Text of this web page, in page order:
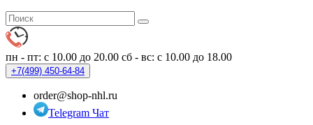
пн - пт: с 10.00 до 20.00 сб - вс: с 10.00 до 18.00
+7(499) 450-64-84
order@shop-nhl.ru
Telegram Чат